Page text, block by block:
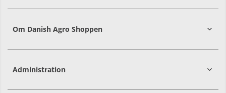
Om Danish Agro Shoppen
Administration